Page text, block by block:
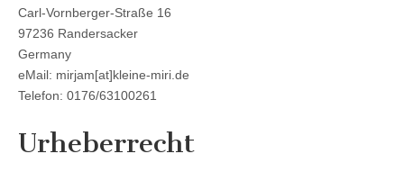
Carl-Vornberger-Straße 16
97236 Randersacker
Germany
eMail: mirjam[at]kleine-miri.de
Telefon: 0176/63100261
Urheberrecht